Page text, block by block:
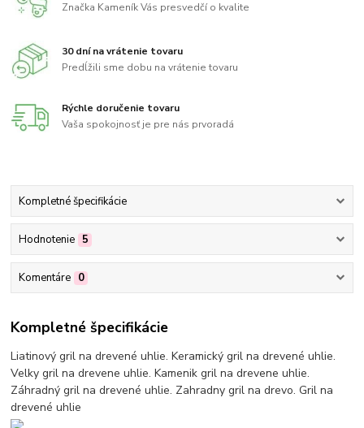
Značka Kameník Vás presvedčí o kvalite
30 dní na vrátenie tovaru
Predĺžili sme dobu na vrátenie tovaru
Rýchle doručenie tovaru
Vaša spokojnosť je pre nás prvoradá
Kompletné špecifikácie
Hodnotenie 5
Komentáre 0
Kompletné špecifikácie
Liatinový gril na drevené uhlie. Keramický gril na drevené uhlie.
Velky gril na drevene uhlie. Kamenik gril na drevene uhlie.
Záhradný gril na drevené uhlie. Zahradny gril na drevo. Gril na
drevené uhlie